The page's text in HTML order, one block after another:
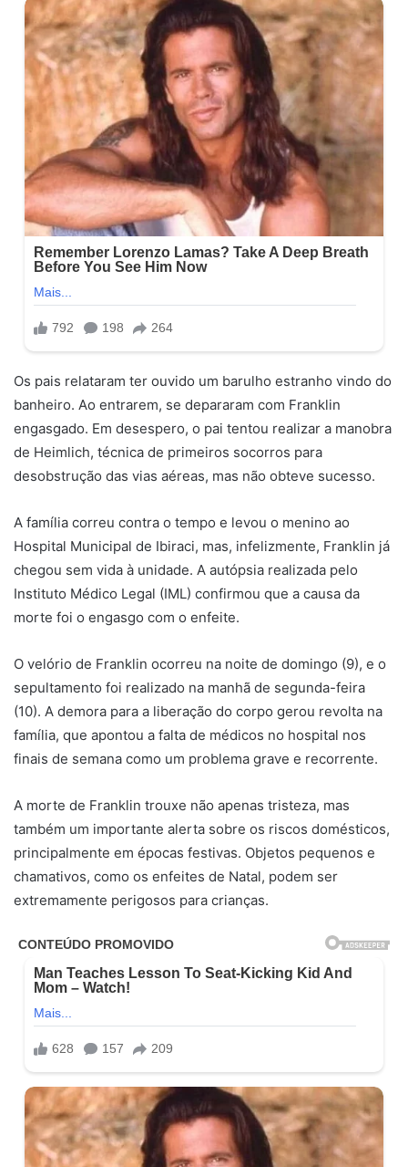
Os pais relataram ter ouvido um barulho estranho vindo do
banheiro. Ao entrarem, se depararam com Franklin
engasgado. Em desespero, o pai tentou realizar a manobra
de Heimlich, técnica de primeiros socorros para
desobstrução das vias aéreas, mas não obteve sucesso.
A família correu contra o tempo e levou o menino ao
Hospital Municipal de Ibiraci, mas, infelizmente, Franklin já
chegou sem vida à unidade. A autópsia realizada pelo
Instituto Médico Legal (IML) confirmou que a causa da
morte foi o engasgo com o enfeite.
O velório de Franklin ocorreu na noite de domingo (9), e o
sepultamento foi realizado na manhã de segunda-feira
(10). A demora para a liberação do corpo gerou revolta na
família, que apontou a falta de médicos no hospital nos
finais de semana como um problema grave e recorrente.
A morte de Franklin trouxe não apenas tristeza, mas
também um importante alerta sobre os riscos domésticos,
principalmente em épocas festivas. Objetos pequenos e
chamativos, como os enfeites de Natal, podem ser
extremamente perigosos para crianças.